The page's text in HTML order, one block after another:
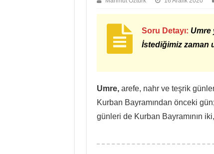
Soru Detayı: Umre
İstediğimiz zaman
Umre, arefe, nahr ve teşrik
Kurban Bayramından önceki
günleri de Kurban Bayramının